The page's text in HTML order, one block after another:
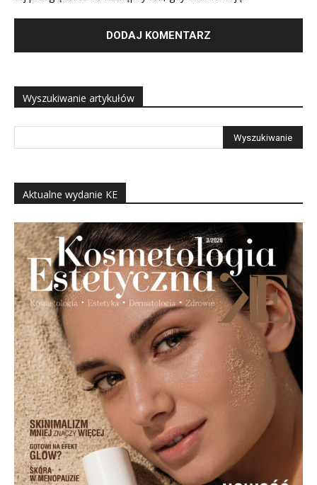
Wyszukiwanie artykułów
Aktualne wydanie KE